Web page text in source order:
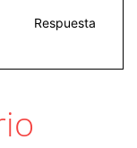
Respuesta